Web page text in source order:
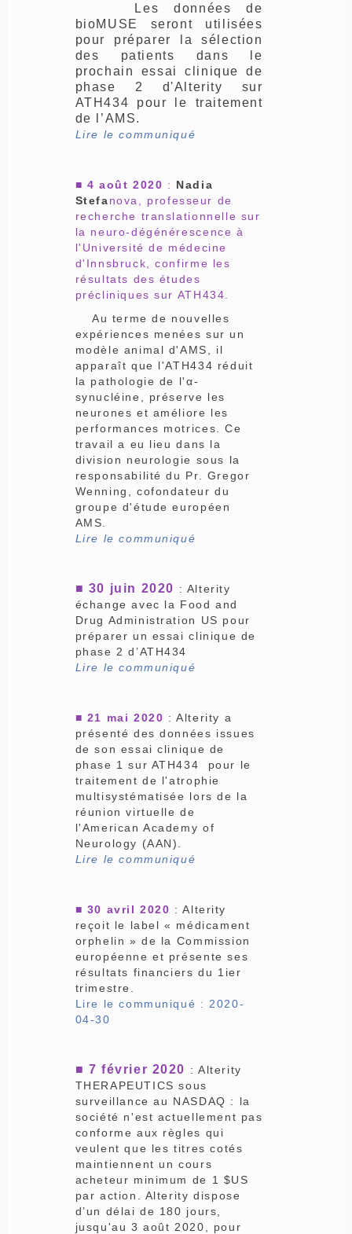
Les données de
bioMUSE seront utilisées
pour préparer la sélection
des patients dans le
prochain essai clinique de
phase 2 d'Alterity sur
ATH434 pour le traitement
de l’AMS.
Lire le communiqué
■ 4 août 2020 : Nadia
Stefanova, professeur de
recherche translationnelle sur
la neuro-dégénérescence à
l'Université de médecine
d'Innsbruck, confirme les
résultats des études
précliniques sur ATH434.
Au terme de nouvelles
expériences menées sur un
modèle animal d'AMS, il
apparaît que l'ATH434 réduit
la pathologie de l'α-
synucléine, préserve les
neurones et améliore les
performances motrices. Ce
travail a eu lieu dans la
division neurologie sous la
responsabilité du Pr. Gregor
Wenning, cofondateur du
groupe d'étude européen
AMS.
Lire le communiqué
■ 30 juin 2020 : Alterity
échange avec la Food and
Drug Administration US pour
préparer un essai clinique de
phase 2 d’ATH434
Lire le communiqué
■ 21 mai 2020 : Alterity a
présenté des données issues
de son essai clinique de
phase 1 sur ATH434 pour le
traitement de l'atrophie
multisystématisée lors de la
réunion virtuelle de
l'American Academy of
Neurology (AAN).
Lire le communiqué
■ 30 avril 2020 : Alterity
reçoit le label « médicament
orphelin » de la Commission
européenne et présente ses
résultats financiers du 1ier
trimestre.
Lire le communiqué : 2020-
04-30
■ 7 février 2020 : Alterity
THERAPEUTICS sous
surveillance au NASDAQ : la
société n'est actuellement pas
conforme aux règles qui
veulent que les titres cotés
maintiennent un cours
acheteur minimum de 1 $US
par action. Alterity dispose
d’un délai de 180 jours,
jusqu'au 3 août 2020, pour